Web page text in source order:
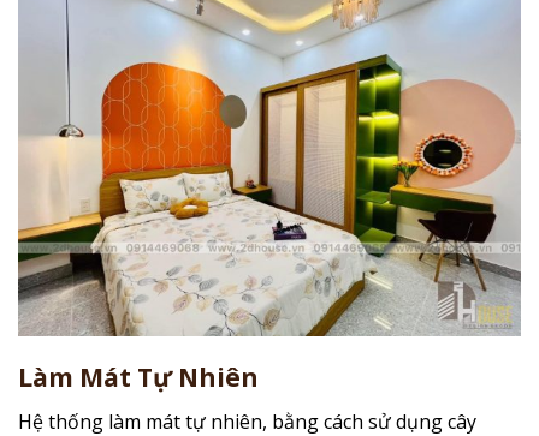
Làm Mát Tự Nhiên
Hệ thống làm mát tự nhiên, bằng cách sử dụng cây